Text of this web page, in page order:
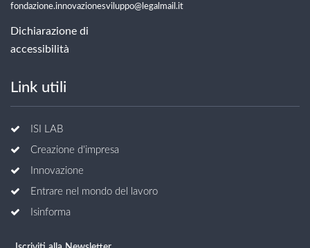
fondazione.innovazionesviluppo@legalmail.it
Dichiarazione di
accessibilità
Link utili
ISI LAB
Creazione d'impresa
Innovazione
Entrare nel mondo del lavoro
Isinforma